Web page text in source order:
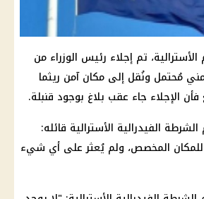
تم إجلاء رئيس الوزراء من
مُحتمل ونُقل إلى مكان آمن ريثما
الإجلاء جاء عقب بلاغ بوجود قنبلة.
الفيدرالية الأسترالية قائله:
المخصص، ولم يُعثر على أي شيء